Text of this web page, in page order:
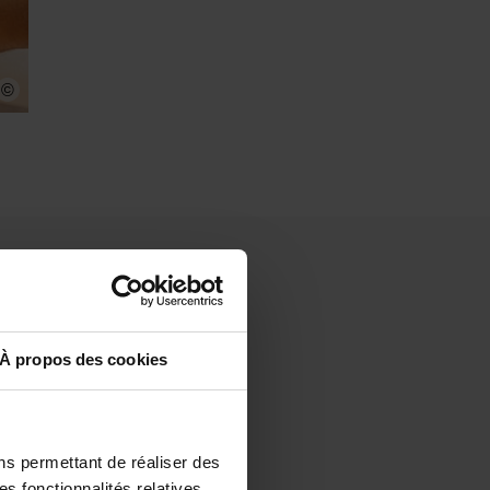
À propos des cookies
permettant de réaliser des
©
et
(Les
un cuisinier